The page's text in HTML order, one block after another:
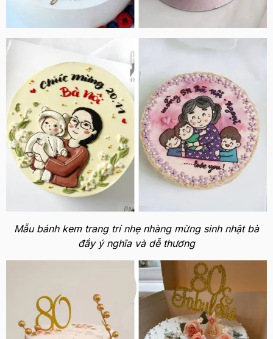
Mẫu bánh kem trang trí nhẹ nhàng mừng sinh nhật bà
đầy ý nghĩa và dễ thương